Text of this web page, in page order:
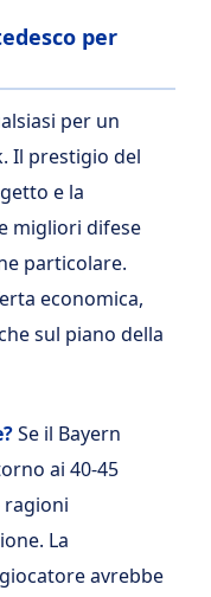
per
per un
Il prestigio del
e la
migliori difese
particolare.
economica,
sul piano della
Se il Bayern
ai 40-45
ragioni
La
avrebbe